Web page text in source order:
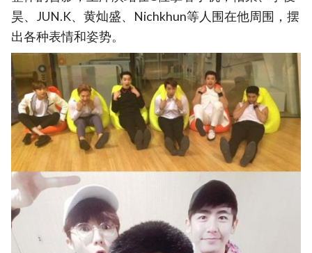
昊、JUN.K、黄灿盛、Nichkhun等人围在他周围，摆
出各种表情和姿势。